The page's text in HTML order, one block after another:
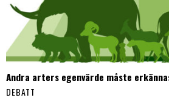
Andra arters egenvärde måste
DEBATT